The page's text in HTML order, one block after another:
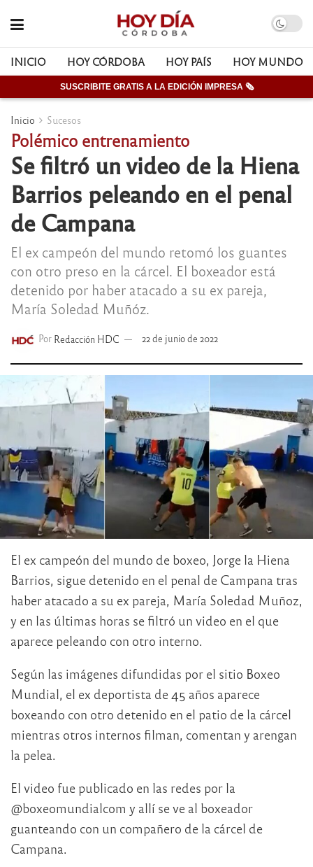
INICIO HOY CÓRDOBA HOY PAÍS HOY MUNDO
SUSCRIBITE GRATIS A LA EDICIÓN IMPRESA 🗞
Inicio Sucesos
Polémico entrenamiento
Se filtró un video de la Hiena
Barrios peleando en el penal
de Campana
El ex campeón del mundo retomó los guantes
con otro preso en la cárcel. El boxeador está
detenido por haber atacado a su ex pareja,
María Soledad Muñóz.
Por Redacción HDC 22 de junio de 2022
El ex campeón del mundo de boxeo, Jorge la Hiena
Barrios, sigue detenido en el penal de Campana tras
haber atacado a su ex pareja, María Soledad Muñoz,
y en las últimas horas se filtró un video en el que
aparece peleando con otro interno.
Según las imágenes difundidas por el sitio Boxeo
Mundial, el ex deportista de 45 años aparece
boxeando con otro detenido en el patio de la cárcel
mientras otros internos filman, comentan y arengan
la pelea.
El video fue publicado en las redes por la
@boxeomundialcom y allí se ve al boxeador
guanteando con un compañero de la cárcel de
Campana.